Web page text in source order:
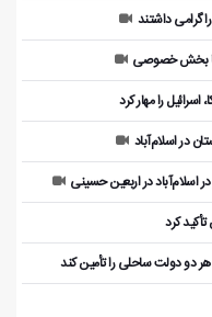
گرامی داشتند
با بخش خصوصی
را مهار کرد
در اسلام‌آباد
اسلام‌آباد در اربعین حسینی
کرد
دو دولت ساحلی را تأمین کند